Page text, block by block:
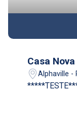
Casa
Alphaville -